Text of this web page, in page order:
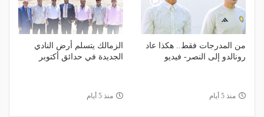
من المدرجات فقط.. هكذا عاد
رونالدو إلى النصر- فيديو
منذ 5 أيام
الزمالك يتسلم أرض النادي
الجديدة في حدائق أكتوبر
منذ 5 أيام